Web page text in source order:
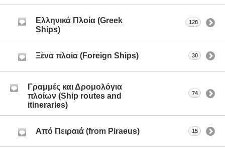
Ελληνικά Πλοία (Greek
Ships)
128
Ξένα πλοία (Foreign Ships) 30
Γραμμές και Δρομολόγια
πλοίων (Ship routes and
itineraries)
74
Aπό Πειραιά (from Piraeus) 15